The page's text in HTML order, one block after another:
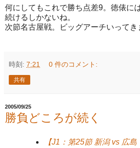
何にしてもこれで勝ち点差9。徳俵に
続けるしかないね。
次節名古屋戦。ビッグアーチいってき
時刻: 7:21 0 件のコメント:
共有
2005/09/25
勝負どころが続く
【J1：第25節 新潟 vs 広島